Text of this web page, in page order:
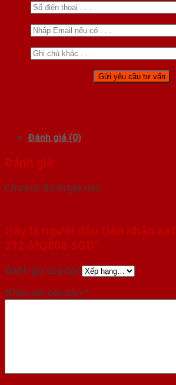
Đánh giá (0)
Đánh giá
Chưa có đánh giá nào.
Hãy là người đầu tiên nhận xét
212-MQ808-SGD”
Đánh giá của bạn
Nhận xét của bạn *